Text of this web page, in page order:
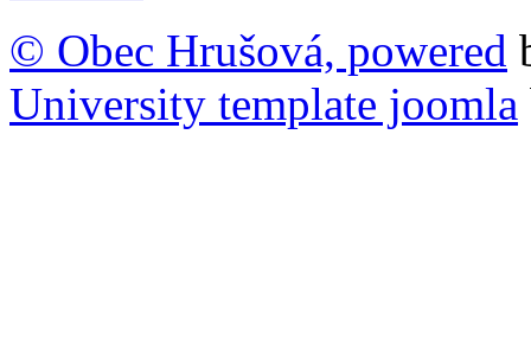
© Obec Hrušová, powered
University template joomla